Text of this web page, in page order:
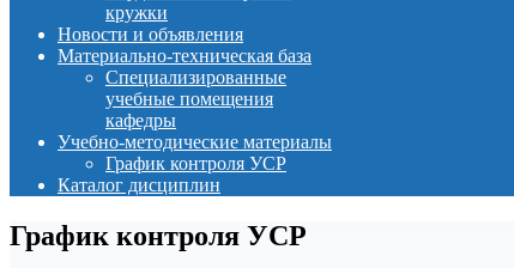
кружки
Новости и объявления
Материально-техническая база
Специализированные
учебные помещения
кафедры
Учебно-методические материалы
График контроля УСР
Каталог дисциплин
График контроля УСР